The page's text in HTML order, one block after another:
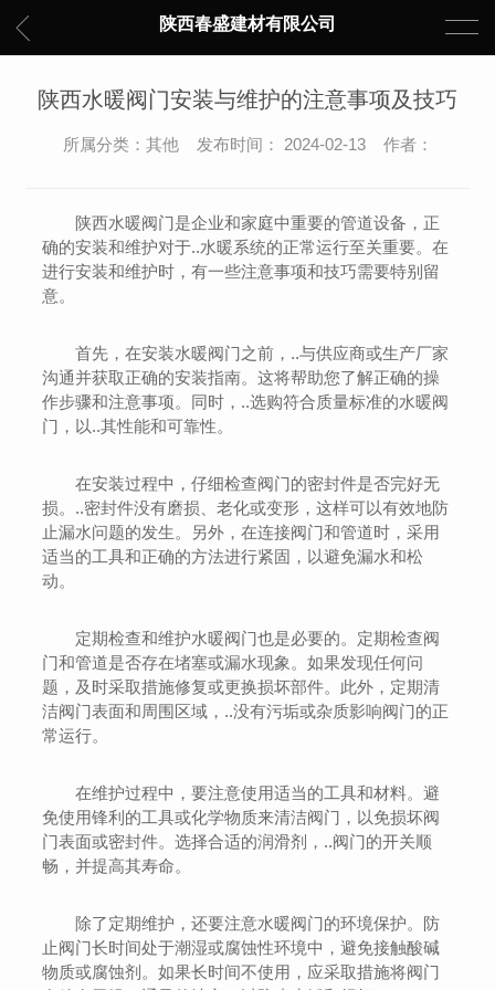
陕西春盛建材有限公司
陕西水暖阀门安装与维护的注意事项及技巧
所属分类：其他 发布时间： 2024-02-13 作者：
陕西水暖阀门是企业和家庭中重要的管道设备，正
确的安装和维护对于..水暖系统的正常运行至关重要。在
进行安装和维护时，有一些注意事项和技巧需要特别留
意。
首先，在安装水暖阀门之前，..与供应商或生产厂家
沟通并获取正确的安装指南。这将帮助您了解正确的操
作步骤和注意事项。同时，..选购符合质量标准的水暖阀
门，以..其性能和可靠性。
在安装过程中，仔细检查阀门的密封件是否完好无
损。..密封件没有磨损、老化或变形，这样可以有效地防
止漏水问题的发生。另外，在连接阀门和管道时，采用
适当的工具和正确的方法进行紧固，以避免漏水和松
动。
定期检查和维护水暖阀门也是必要的。定期检查阀
门和管道是否存在堵塞或漏水现象。如果发现任何问
题，及时采取措施修复或更换损坏部件。此外，定期清
洁阀门表面和周围区域，..没有污垢或杂质影响阀门的正
常运行。
在维护过程中，要注意使用适当的工具和材料。避
免使用锋利的工具或化学物质来清洁阀门，以免损坏阀
门表面或密封件。选择合适的润滑剂，..阀门的开关顺
畅，并提高其寿命。
除了定期维护，还要注意水暖阀门的环境保护。防
止阀门长时间处于潮湿或腐蚀性环境中，避免接触酸碱
物质或腐蚀剂。如果长时间不使用，应采取措施将阀门